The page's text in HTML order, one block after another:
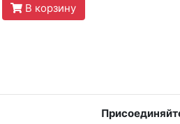
В корзину